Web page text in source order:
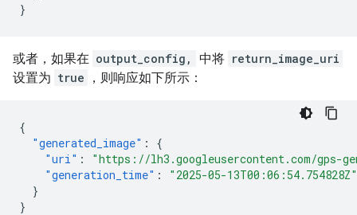
}
或者，如果在 output_config, 中将 return_image_uri
设置为 true ，则响应如下所示：
{
"generated_image" :
{
"uri" :
"https://lh3.googleusercontent.com/gps-
"generation_time" :
"2025-05-13T00:06:54.754828Z"
}
}